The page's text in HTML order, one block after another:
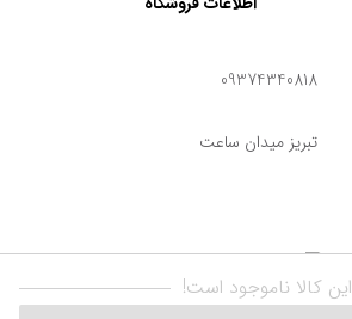
این کالا ناموجود است!
09374340818
تبریز میدان ساعت